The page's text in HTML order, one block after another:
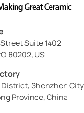
Street Suite 1402
80202, US
Shenzhen City
Province, China